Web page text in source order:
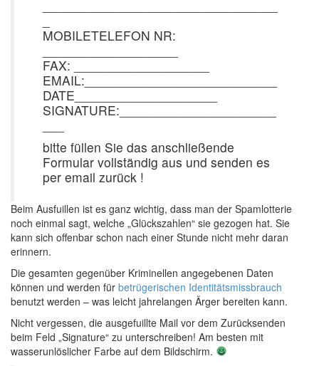
MOBILETELEFON NR:
FAX: ___________________
EMAIL:___________________________
DATE____________________
SIGNATURE:______________________
bitte füllen Sie das anschließende
Formular vollständig aus und senden es
per email zurück !
Beim Ausfuillen ist es ganz wichtig, dass man der Spamlotterie
noch einmal sagt, welche „Glückszahlen“ sie gezogen hat. Sie
kann sich offenbar schon nach einer Stunde nicht mehr daran
erinnern.
Die gesamten gegenüber Kriminellen angegebenen Daten
können und werden für betrügerischen Identitätsmissbrauch
benutzt werden – was leicht jahrelangen Ärger bereiten kann.
Nicht vergessen, die ausgefuillte Mail vor dem Zurücksenden
beim Feld „Signature“ zu unterschreiben! Am besten mit
wasserunlöslicher Farbe auf dem Bildschirm.